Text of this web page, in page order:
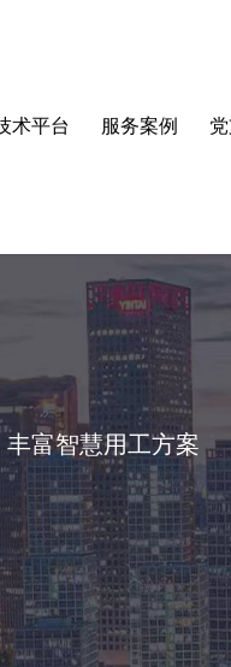
术平台 服务案例
富智慧用工方案